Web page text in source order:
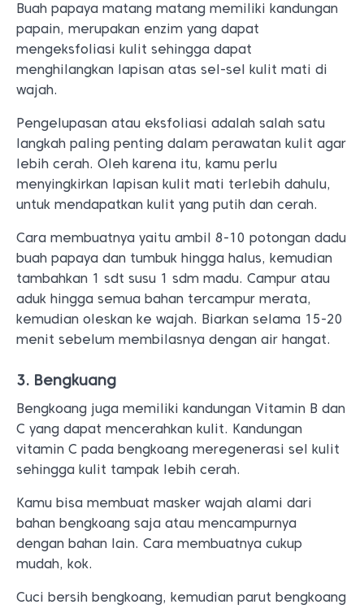
Buah papaya matang matang memiliki kandungan
papain, merupakan enzim yang dapat
mengeksfoliasi kulit sehingga dapat
menghilangkan lapisan atas sel-sel kulit mati di
wajah.
Pengelupasan atau eksfoliasi adalah salah satu
langkah paling penting dalam perawatan kulit agar
lebih cerah. Oleh karena itu, kamu perlu
menyingkirkan lapisan kulit mati terlebih dahulu,
untuk mendapatkan kulit yang putih dan cerah.
Cara membuatnya yaitu ambil 8-10 potongan dadu
buah papaya dan tumbuk hingga halus, kemudian
tambahkan 1 sdt susu 1 sdm madu. Campur atau
aduk hingga semua bahan tercampur merata,
kemudian oleskan ke wajah. Biarkan selama 15-20
menit sebelum membilasnya dengan air hangat.
3. Bengkuang
Bengkoang juga memiliki kandungan Vitamin B dan
C yang dapat mencerahkan kulit. Kandungan
vitamin C pada bengkoang meregenerasi sel kulit
sehingga kulit tampak lebih cerah.
Kamu bisa membuat masker wajah alami dari
bahan bengkoang saja atau mencampurnya
dengan bahan lain. Cara membuatnya cukup
mudah, kok.
Cuci bersih bengkoang, kemudian parut bengkoang